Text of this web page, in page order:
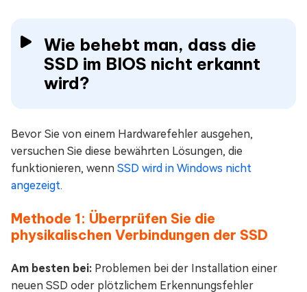
Wie behebt man, dass die
SSD im BIOS nicht erkannt
wird?
Bevor Sie von einem Hardwarefehler ausgehen,
versuchen Sie diese bewährten Lösungen, die
funktionieren, wenn SSD wird in Windows nicht
angezeigt.
Methode 1: Überprüfen Sie die
physikalischen Verbindungen der SSD
Am besten bei: Problemen bei der Installation einer
neuen SSD oder plötzlichem Erkennungsfehler